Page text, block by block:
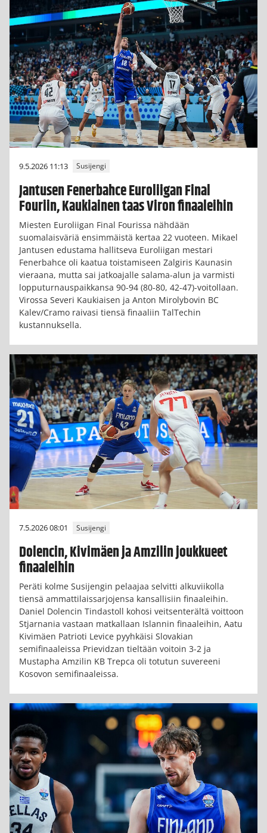
9.5.2026 11:13 Susijengi
Jantusen Fenerbahce Euroliigan Final
Fouriin, Kaukiainen taas Viron finaaleihin
Miesten Euroliigan Final Fourissa nähdään
suomalaisväriä ensimmäistä kertaa 22 vuoteen. Mikael
Jantusen edustama hallitseva Euroliigan mestari
Fenerbahce oli kaatua toistamiseen Zalgiris Kaunasin
vieraana, mutta sai jatkoajalle salama-alun ja varmisti
lopputurnauspaikkansa 90-94 (80-80, 42-47)-voitollaan.
Virossa Severi Kaukiaisen ja Anton Mirolybovin BC
Kalev/Cramo raivasi tiensä finaaliin TalTechin
kustannuksella.
7.5.2026 08:01 Susijengi
Dolencin, Kivimäen ja Amzilin joukkueet
finaaleihin
Peräti kolme Susijengin pelaajaa selvitti alkuviikolla
tiensä ammattilaissarjojensa kansallisiin finaaleihin.
Daniel Dolencin Tindastoll kohosi veitsenterältä voittoon
Stjarnania vastaan matkallaan Islannin finaaleihin, Aatu
Kivimäen Patrioti Levice pyyhkäisi Slovakian
semifinaaleissa Prievidzan tieltään voitoin 3-2 ja
Mustapha Amzilin KB Trepca oli totutun suvereeni
Kosovon semifinaaleissa.